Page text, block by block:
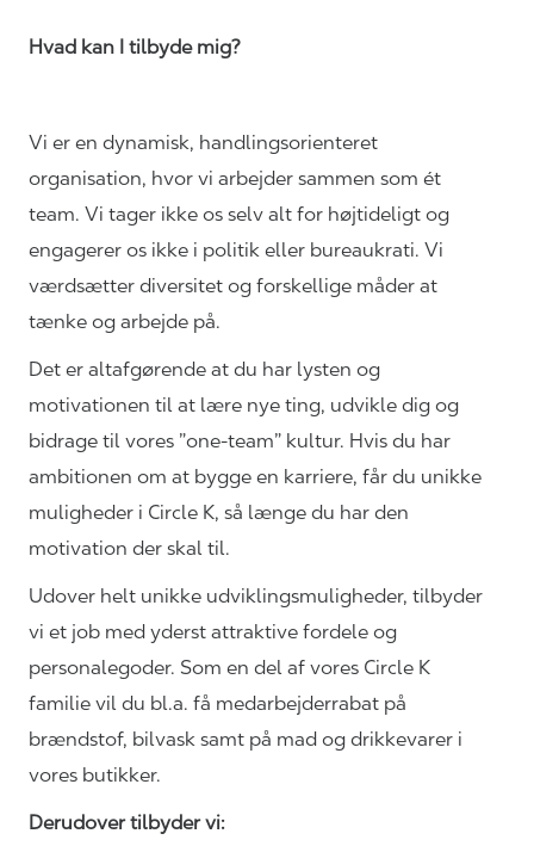
Hvad kan I tilbyde mig?
Vi er en dynamisk, handlingsorienteret
organisation, hvor vi arbejder sammen som ét
team. Vi tager ikke os selv alt for højtideligt og
engagerer os ikke i politik eller bureaukrati. Vi
værdsætter diversitet og forskellige måder at
tænke og arbejde på.
Det er altafgørende at du har lysten og
motivationen til at lære nye ting, udvikle dig og
bidrage til vores ”one-team” kultur. Hvis du har
ambitionen om at bygge en karriere, får du unikke
muligheder i Circle K, så længe du har den
motivation der skal til.
Udover helt unikke udviklingsmuligheder, tilbyder
vi et job med yderst attraktive fordele og
personalegoder. Som en del af vores Circle K
familie vil du bl.a. få medarbejderrabat på
brændstof, bilvask samt på mad og drikkevarer i
vores butikker.
Derudovertilbyder vi: